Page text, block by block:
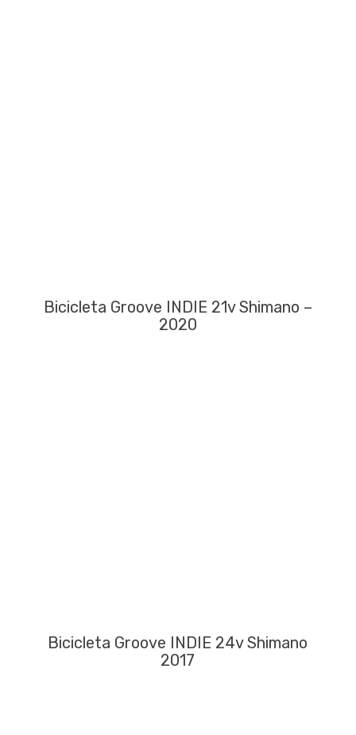
Bicicleta Groove INDIE 21v Shimano –
2020
Bicicleta Groove INDIE 24v Shimano
2017